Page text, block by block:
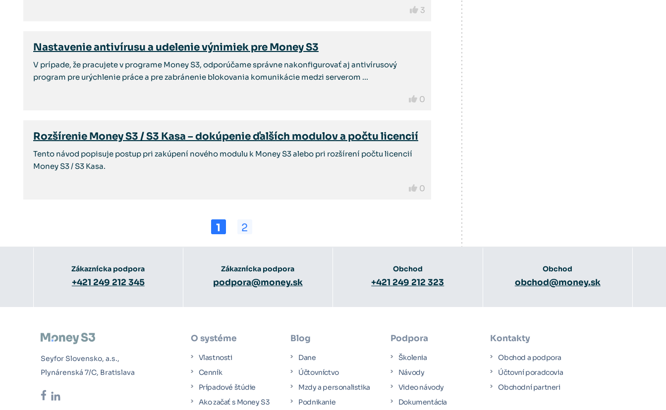
3
Nastavenie antivírusu a udelenie výnimiek pre Money S3
V prípade, že pracujete v programe Money S3, odporúčame správne nakonfigurovať aj antivírusový
program pre urýchlenie práce a pre zabránenie blokovania komunikácie medzi serverom ...
0
Rozšírenie Money S3 / S3 Kasa – dokúpenie ďalších modulov a počtu licencií
Tento návod popisuje postup pri zakúpení nového modulu k Money S3 alebo pri rozšírení počtu licencií
Money S3 / S3 Kasa.
0
1 2
Zákaznícka podpora
+421 249 212 345
Zákaznícka podpora
podpora@money.sk
Obchod
+421 249 212 323
Obchod
obchod@money.sk
Seyfor Slovensko, a.s.,
Plynárenská 7/C, Bratislava
O systéme
Vlastnosti
Cenník
Prípadové štúdie
Ako začať s Money S3
Blog
Dane
Účtovníctvo
Mzdy a personalistika
Podnikanie
Podpora
Školenia
Návody
Video návody
Dokumentácia
Kontakty
Obchod a podpora
Účtovní poradcovia
Obchodní partneri